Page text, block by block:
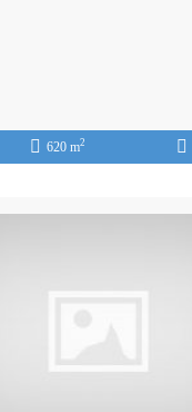
620 m2